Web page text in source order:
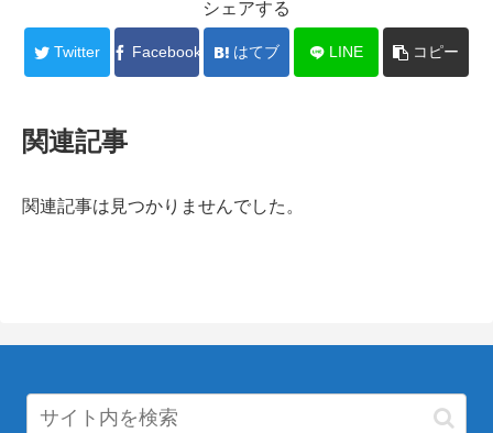
シェアする
Twitter Facebook はてブ LINE コピー
関連記事
関連記事は見つかりませんでした。